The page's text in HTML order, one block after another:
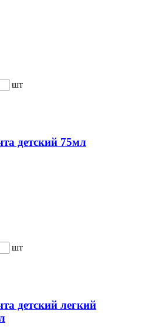
шт
детский 75мл
шт
детский легкий